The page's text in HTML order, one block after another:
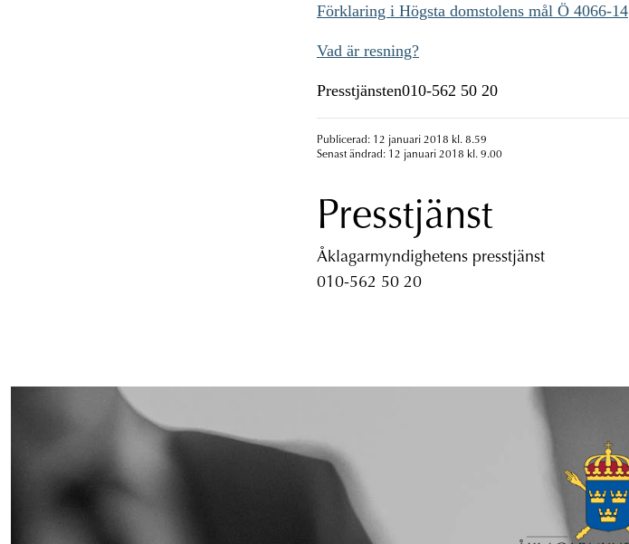
Förklaring i Högsta domstolens mål Ö 4066-14
Vad är resning?
Presstjänsten010-562 50 20
Publicerad: 12 januari 2018 kl. 8.59
Senast ändrad: 12 januari 2018 kl. 9.00
Presstjänst
Åklagarmyndighetens presstjänst
010-562 50 20